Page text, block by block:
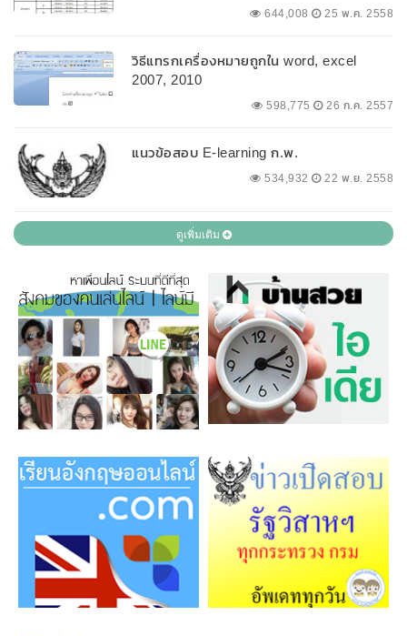
644,008 25 พ.ค. 2558
วิธีแทรกเครื่องหมายถูกใน word, excel
2007, 2010
598,775 26 ก.ค. 2557
แนวข้อสอบ E-learning ก.พ.
534,932 22 พ.ย. 2558
ดูเพิ่มเติม